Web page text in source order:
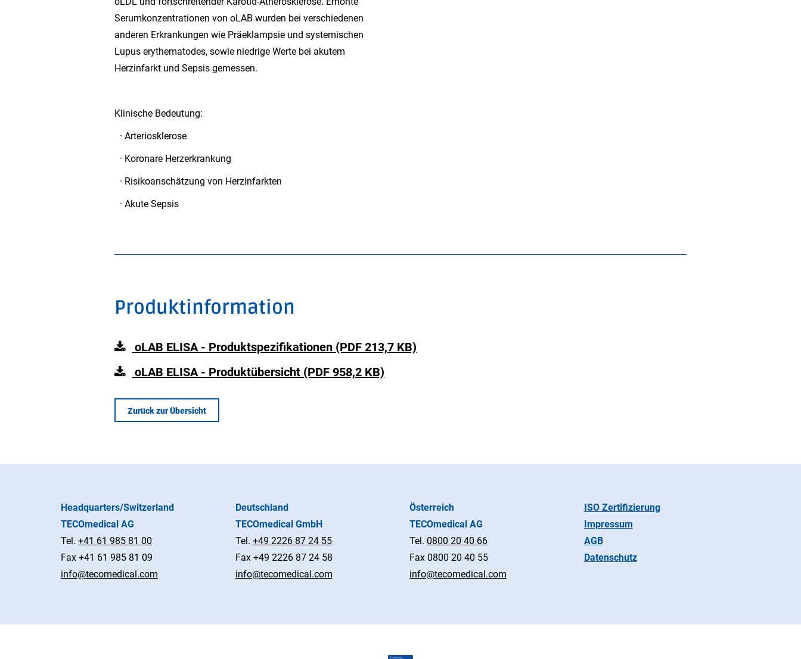
Serumkonzentrationen von oLAB wurden bei verschiedenen
anderen Erkrankungen wie Präeklampsie und systemischen
Lupus erythematodes, sowie niedrige Werte bei akutem
Herzinfarkt und Sepsis gemessen.
Klinische Bedeutung:
· Arteriosklerose
· Koronare Herzerkrankung
· Risikoanschätzung von Herzinfarkten
· Akute Sepsis
Produktinformation
oLAB ELISA - Produktspezifikationen (PDF 213,7 KB)
oLAB ELISA - Produktübersicht (PDF 958,2 KB)
Zurück zur Übersicht
Headquarters/Switzerland
TECOmedical AG
Tel. +41 61 985 81 00
Fax +41 61 985 81 09
info@tecomedical.com
Deutschland
TECOmedical GmbH
Tel. +49 2226 87 24 55
Fax +49 2226 87 24 58
info@tecomedical.com
Österreich
TECOmedical AG
Tel. 0800 20 40 66
Fax 0800 20 40 55
info@tecomedical.com
ISO Zertifizierung
Impressum
AGB
Datenschutz